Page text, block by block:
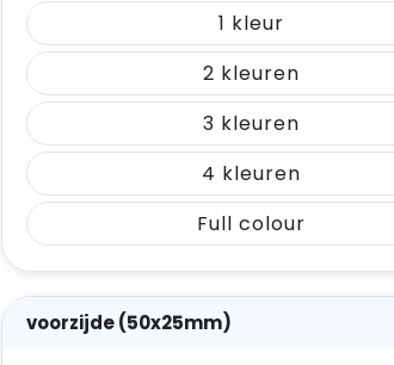
1
2
3
4
Full colour
voorzijde (50x25mm)